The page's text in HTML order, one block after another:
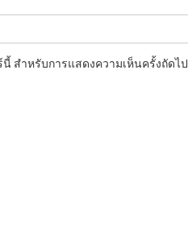
สำหรับการแสดงความเห็นครั้งถัดไป